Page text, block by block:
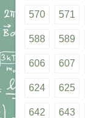
570 571
588 589
606 607
624 625
642 643